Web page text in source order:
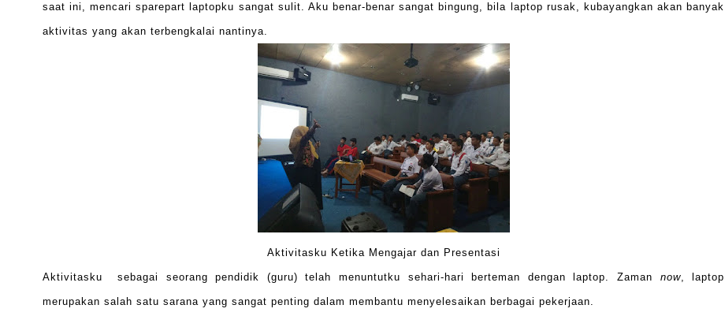
saat ini, mencari sparepart laptopku sangat sulit. Aku benar-benar sangat bingung, bila laptop rusak, kubayangkan akan banyak
aktivitas yang akan terbengkalai nantinya.
Aktivitasku Ketika Mengajar dan Presentasi
Aktivitasku sebagai seorang pendidik (guru) telah menuntutku sehari-hari berteman dengan laptop. Zaman now, laptop
merupakan salah satu sarana yang sangat penting dalam membantu menyelesaikan berbagai pekerjaan.